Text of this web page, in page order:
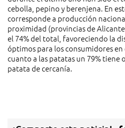
cebolla, pepino y berenjena. En
corresponde a producción
proximidad (provincias de
el 74% del total, favoreciendo la
óptimos para los consumidores
cuanto a las patatas un 79% tiene
patata de cercanía.